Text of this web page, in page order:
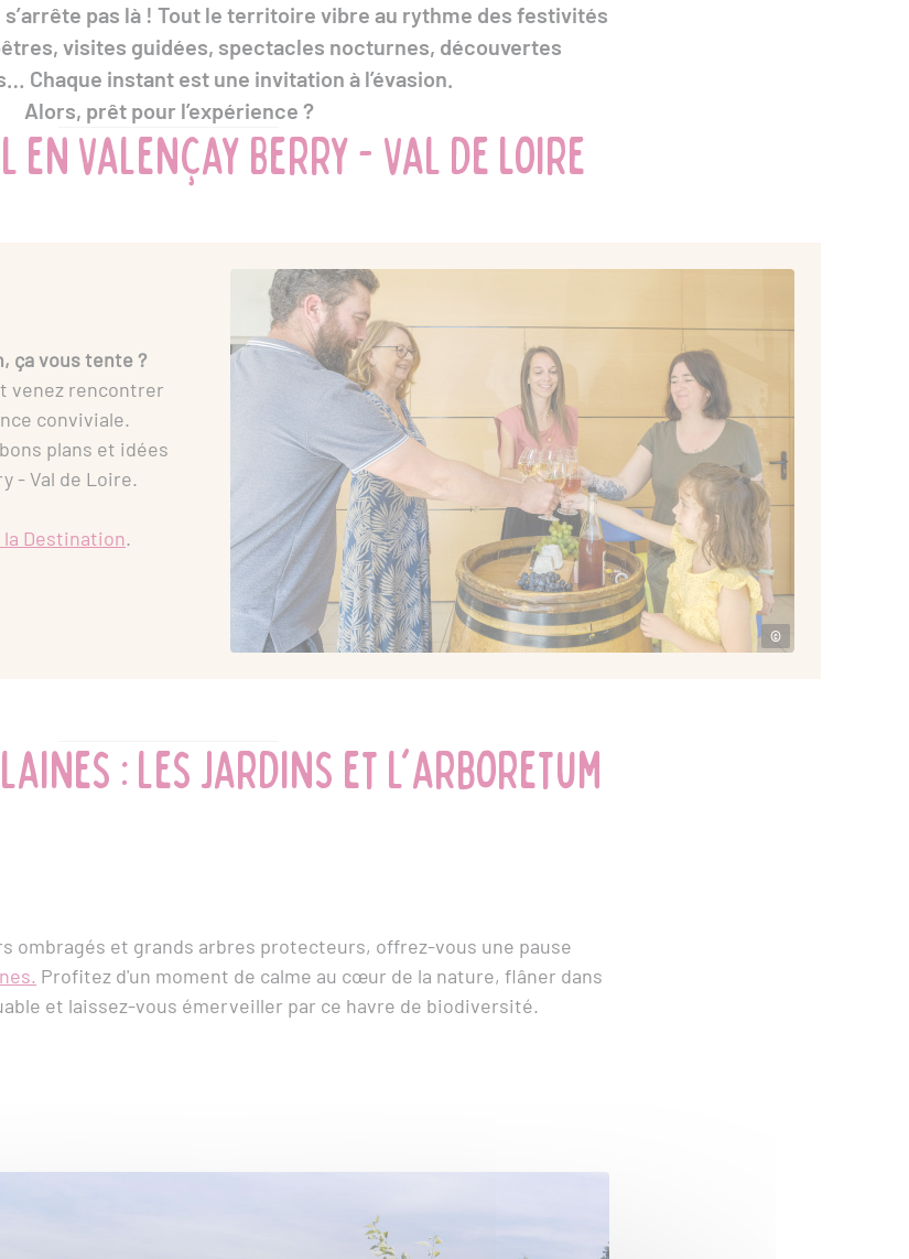
s’arrête pas là ! Tout le territoire vibre au rythme des festivités
visites guidées, spectacles nocturnes, découvertes
Chaque instant est une invitation à l’évasion.
Alors, prêt pour l’expérience ?
en Valençay Berry - Val de Loire
©
ça vous tente ?
venez rencontrer
conviviale.
plans et idées
- Val de Loire.
Destination.
: les jardins et l'arboretum
ombragés et grands arbres protecteurs, offrez-vous une pause
Profitez d'un moment de calme au cœur de la nature, flâner dans
et laissez-vous émerveiller par ce havre de biodiversité.